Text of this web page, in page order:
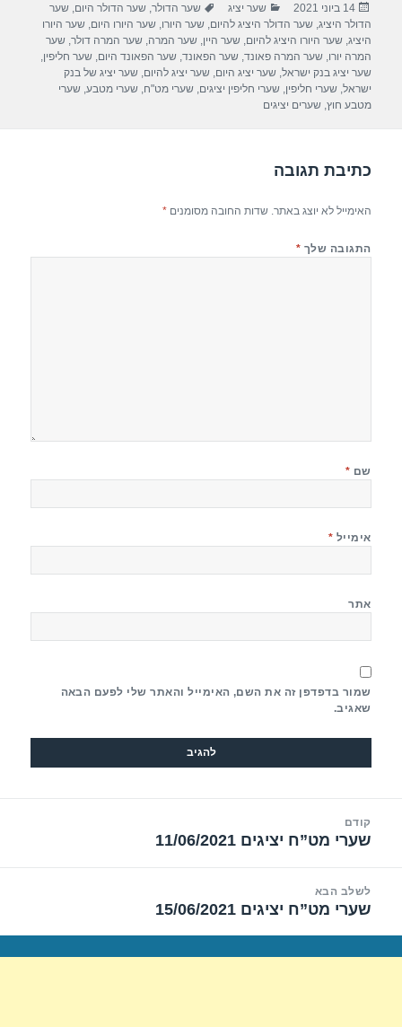
e
b
o
o
er
e
פורסם
בתאריך
14 ביוני 2021 קטגוריות
שער יציג תגיות
שער הדולר,שער הדולר היום,שער
הדולר היציג,שער הדולר היציג להיום,שער היורו,שער היורו היום,שער היורו
היציג,שער היורו היציג להיום,שער היין,שער המרה,שער המרה דולר,שער
המרה יורו,שער המרה פאונד,שער הפאונד,שער הפאונד היום,שער חליפין,
שער יציג בנק ישראל,שער יציג היום,שער יציג להיום,שער יציג של בנק
ישראל,שערי חליפין,שערי חליפין יציגים,שערי מט"ח,שערי מטבע,שערי
מטבע חוץ,שערים יציגים
כתיבת תגובה
האימייל לא יוצג באתר. שדות החובה מסומנים*
התגובה שלך *
שם *
אימייל *
אתר
שמור בדפדפן זה את השם, האימייל והאתר שלי לפעם הבאה
שאגיב.
קודם
הפוסט
שערי מט”ח יציגים 11/06/2021
לשלב הבא
הפוסט
שערי מט”ח יציגים 15/06/2021